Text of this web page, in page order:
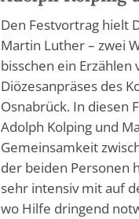
Den Festvortrag hielt
Martin Luther – zwei
bisschen ein
Diözesanpräses des
Osnabrück. In diesen
Adolph Kolping und
Gemeinsamkeit
der beiden Personen
sehr intensiv mit auf
wo Hilfe dringend